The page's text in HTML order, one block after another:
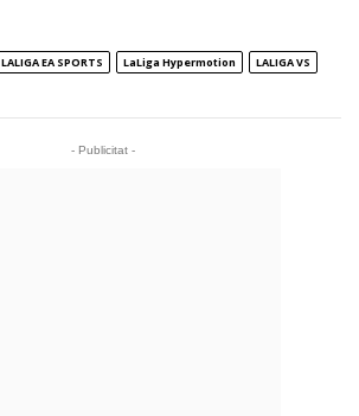
LALIGA EA SPORTS LaLiga Hypermotion
LALIGA VS
- Publicitat -